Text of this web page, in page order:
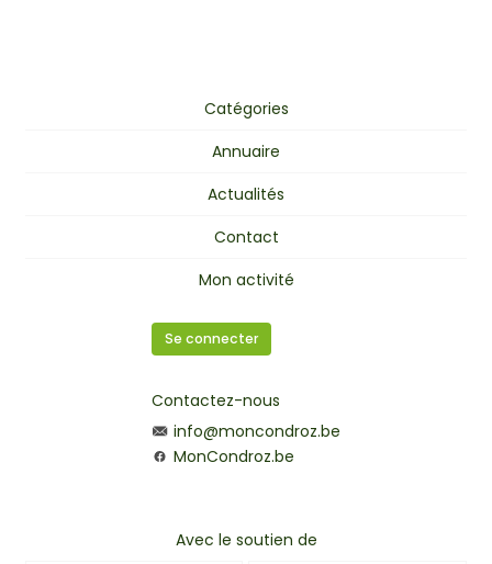
Catégories
Annuaire
Actualités
Contact
Mon activité
Se connecter
Contactez-nous
info@moncondroz.be
MonCondroz.be
Avec le soutien de